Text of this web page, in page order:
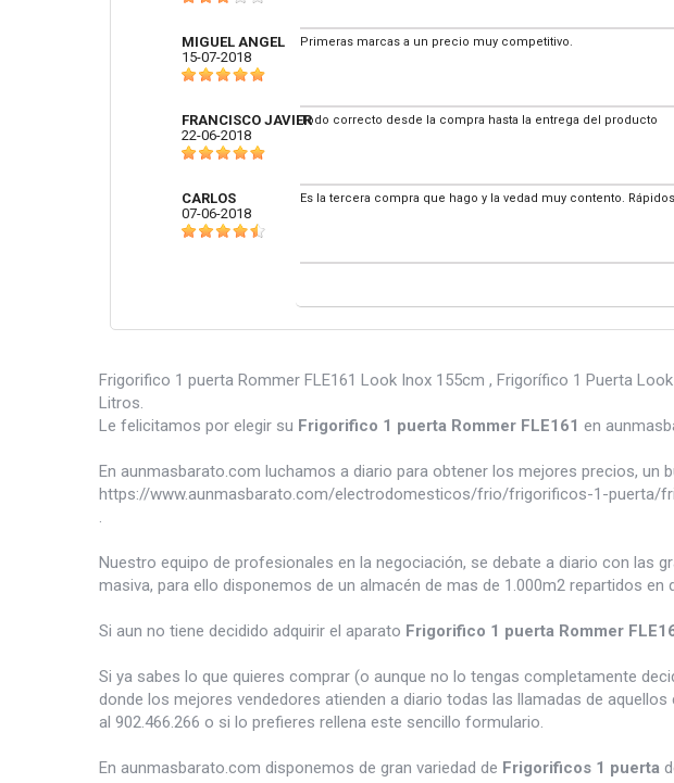
MIGUEL ANGEL
15-07-2018
Primeras marcas a un precio muy competitivo.
FRANCISCO JAVIER
22-06-2018
Todo correcto desde la compra hasta la entrega del producto
CARLOS
07-06-2018
Es la tercera compra que hago y la vedad muy contento.
Frigorifico 1 puerta Rommer FLE161 Look Inox 155cm , Frigorífico 1 Puerta
Litros.
Le felicitamos por elegir su Frigorifico 1 puerta Rommer FLE161 en
En aunmasbarato.com luchamos a diario para obtener los mejores precios, un
https://www.aunmasbarato.com/electrodomesticos/frio/frigorificos-1-puerta/
.
Nuestro equipo de profesionales en la negociación, se debate a diario con las
masiva, para ello disponemos de un almacén de mas de 1.000m2 repartidos
Si aun no tiene decidido adquirir el aparato Frigorifico 1 puerta Rommer
Si ya sabes lo que quieres comprar (o aunque no lo tengas completamente
donde los mejores vendedores atienden a diario todas las llamadas de
al 902.466.266 o si lo prefieres rellena este sencillo formulario.
En aunmasbarato.com disponemos de gran variedad de Frigorificos 1 puerta